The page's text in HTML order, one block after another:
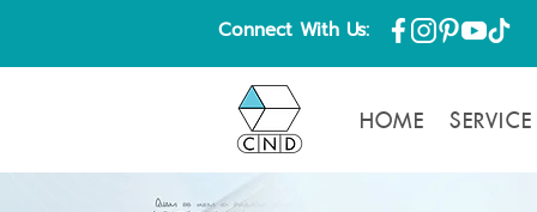
Connect With Us:
HOME SERVICE